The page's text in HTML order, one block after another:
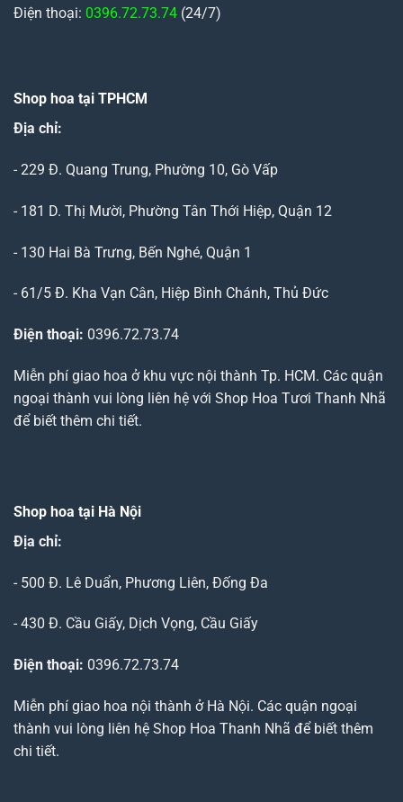
Điện thoại: 0396.72.73.74 (24/7)
Shop hoa tại TPHCM
Địa chỉ:
- 229 Đ. Quang Trung, Phường 10, Gò Vấp
- 181 D. Thị Mười, Phường Tân Thới Hiệp, Quận 12
- 130 Hai Bà Trưng, Bến Nghé, Quận 1
- 61/5 Đ. Kha Vạn Cân, Hiệp Bình Chánh, Thủ Đức
Điện thoại: 0396.72.73.74
Miễn phí giao hoa ở khu vực nội thành Tp. HCM. Các quận
ngoại thành vui lòng liên hệ với Shop Hoa Tươi Thanh Nhã
để biết thêm chi tiết.
Shop hoa tại Hà Nội
Địa chỉ:
- 500 Đ. Lê Duẩn, Phương Liên, Đống Đa
- 430 Đ. Cầu Giấy, Dịch Vọng, Cầu Giấy
Điện thoại: 0396.72.73.74
Miễn phí giao hoa nội thành ở Hà Nội. Các quận ngoại
thành vui lòng liên hệ Shop Hoa Thanh Nhã để biết thêm
chi tiết.